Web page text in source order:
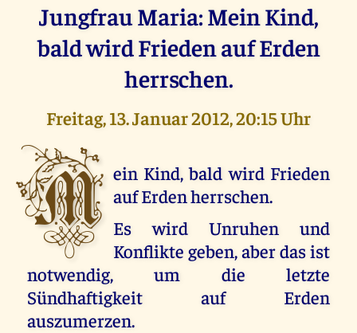
Jungfrau Maria: Mein Kind,
bald wird Frieden auf Erden
herrschen.
Freitag, 13. Januar 2012, 20:15 Uhr
M ein Kind, bald wird Frieden
auf Erden herrschen.
Es wird Unruhen und
Konflikte geben, aber das ist
notwendig, um die letzte
Sündhaftigkeit auf Erden
auszumerzen.